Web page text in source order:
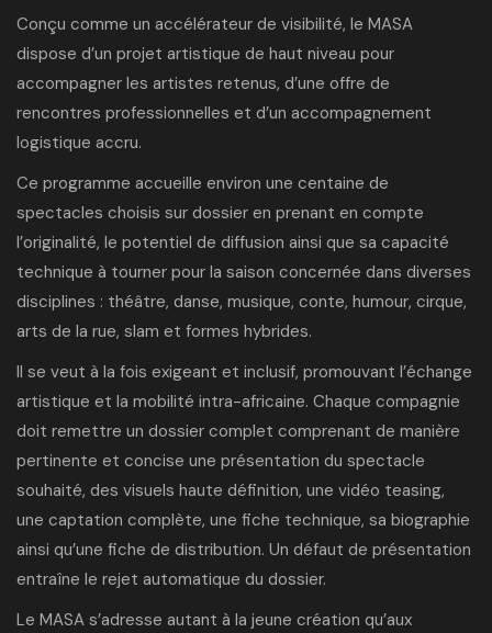
Conçu comme un accélérateur de visibilité, le MASA
dispose d’un projet artistique de haut niveau pour
accompagner les artistes retenus, d’une offre de
rencontres professionnelles et d’un accompagnement
logistique accru.
Ce programme accueille environ une centaine de
spectacles choisis sur dossier en prenant en compte
l’originalité, le potentiel de diffusion ainsi que sa capacité
technique à tourner pour la saison concernée dans diverses
disciplines : théâtre, danse, musique, conte, humour, cirque,
arts de la rue, slam et formes hybrides.
Il se veut à la fois exigeant et inclusif, promouvant l’échange
artistique et la mobilité intra-africaine. Chaque compagnie
doit remettre un dossier complet comprenant de manière
pertinente et concise une présentation du spectacle
souhaité, des visuels haute définition, une vidéo teasing,
une captation complète, une fiche technique, sa biographie
ainsi qu’une fiche de distribution. Un défaut de présentation
entraîne le rejet automatique du dossier.
Le MASA s’adresse autant à la jeune création qu’aux